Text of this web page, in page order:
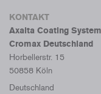
KONTAKT
Axalta Coating
Cromax Deutschland
Horbellerstr. 15
50858 Köln
Deutschland